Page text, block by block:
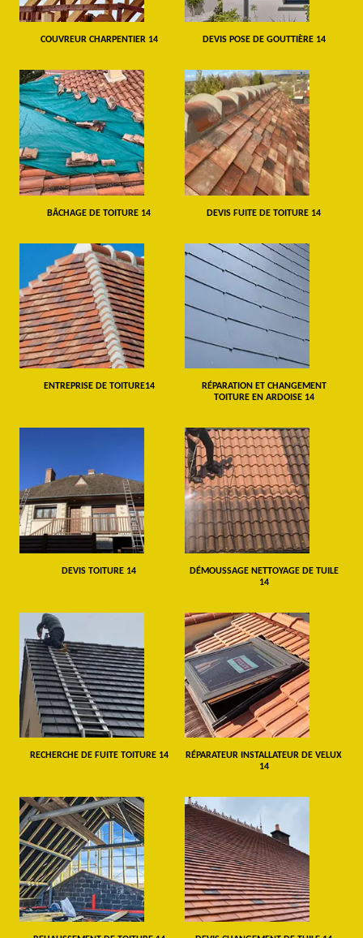
COUVREUR CHARPENTIER 14 DEVIS POSE DE GOUTTIÈRE 14
BÂCHAGE DE TOITURE 14 DEVIS FUITE DE TOITURE 14
ENTREPRISE DE TOITURE14
RÉPARATION ET CHANGEMENT
TOITURE EN ARDOISE 14
DEVIS TOITURE 14
DÉMOUSSAGE NETTOYAGE DE TUILE
14
RECHERCHE DE FUITE TOITURE 14
RÉPARATEUR INSTALLATEUR DE VELUX
14